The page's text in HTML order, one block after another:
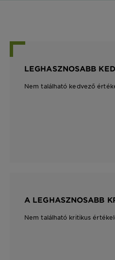
LEGHASZNOSABB
Nem található kedvező
A LEGHASZNOSABB
Nem található kritikus